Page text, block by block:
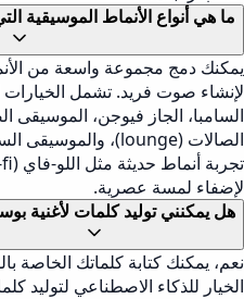
ما هي أنواع الأنماط الموسيقية
يمكنك دمج مجموعة واسعة من
لإضفاء لمسة عصرية.
هل يمكنني توليد كلمات لأغنية
نعم، يمكنك كتابة كلماتك الخاصة
الخيار للذكاء الاصطناعي لتوليد